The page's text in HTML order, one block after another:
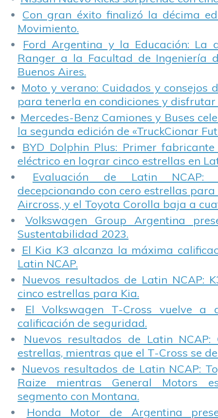
Con gran éxito finalizó la décima
Movimiento.
Ford Argentina y la Educación: La
Ranger a la Facultad de Ingeniería
Buenos Aires.
Moto y verano: Cuidados y consejos
para tenerla en condiciones y disfrutar
Mercedes-Benz Camiones y Buses
la segunda edición de «TruckCionar
BYD Dolphin Plus: Primer
eléctrico en lograr cinco estrellas en
Evaluación de Latin NCAP:
decepcionando con cero estrellas para
Aircross, y el Toyota Corolla baja a
Volkswagen Group Argentina
Sustentabilidad 2023.
El Kia K3 alcanza la máxima
Latin NCAP.
Nuevos resultados de Latin NCAP:
cinco estrellas para Kia.
El Volkswagen T-Cross vuelve a
calificación de seguridad.
Nuevos resultados de Latin NCAP:
estrellas, mientras que el T-Cross se
Nuevos resultados de Latin NCAP:
Raize mientras General Motors
segmento con Montana.
Honda Motor de Argentina